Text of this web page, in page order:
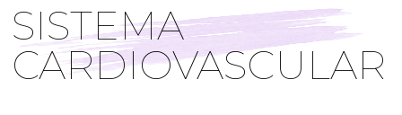
SISTEMA
CARDIOVASCULAR